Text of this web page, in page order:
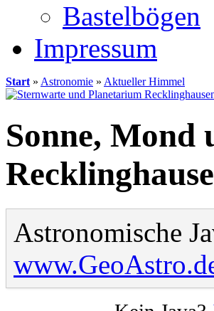
Bastelbögen
Impressum
Start » Astronomie » Aktueller Himmel
Sonne, Mond
Astronomische